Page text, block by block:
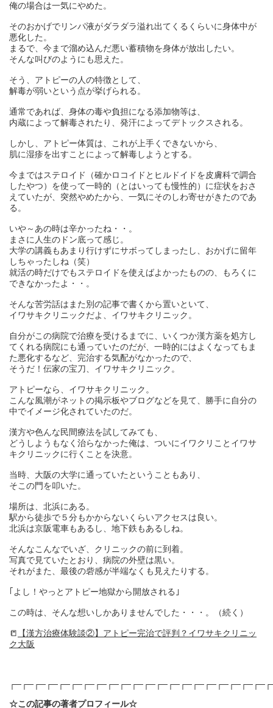
俺の場合は一気にやめた。
そのおかげでリンパ液がダラダラ溢れ出てくるくらいに身体中が
悪化した。
まるで、今まで溜め込んだ悪い蓄積物を身体が放出したい。
そんな叫びのようにも思えた。
そう、アトピーの人の特徴として、
解毒が弱いという点が挙げられる。
通常であれば、身体の毒や負担になる添加物等は、
内蔵によって解毒されたり、発汗によってデトックスされる。
しかし、アトピー体質は、これが上手くできないから、
肌に湿疹を出すことによって解毒しようとする。
今まではステロイド（確かロコイドとヒルドイドを皮膚科で調合
したやつ）を使って一時的（とはいっても慢性的）に症状をおさ
えていたが、突然やめたから、一気にそのしわ寄せがきたのであ
る。
いや～あの時は辛かったね・・。
まさに人生のドン底って感じ。
大学の講義もあまり行けずにサボってしまったし、おかげに留年
しちゃったしね（笑）
就活の時だけでもステロイドを使えばよかったものの、もろくに
できなかったよ・・。
そんな苦労話はまた別の記事で書くから置いといて、
イワサキクリニックだよ、イワサキクリニック。
自分がこの病院で治療を受けるまでに、いくつか漢方薬を処方し
てくれる病院にも通っていたのだが、一時的にはよくなってもま
た悪化するなど、完治する気配がなかったので、
そうだ！伝家の宝刀、イワサキクリニック。
アトピーなら、イワサキクリニック。
こんな風潮がネットの掲示板やブログなどを見て、勝手に自分の
中でイメージ化されていたのだ。
漢方や色んな民間療法を試してみても、
どうしようもなく治らなかった俺は、ついにイワクリことイワサ
キクリニックに行くことを決意。
当時、大阪の大学に通っていたということもあり、
そこの門を叩いた。
場所は、北浜にある。
駅から徒歩で５分もかからないくらいアクセスは良い。
北浜は京阪電車もあるし、地下鉄もあるしね。
そんなこんなでいざ、クリニックの前に到着。
写真で見ていたとおり、病院の外壁は黒い。
それがまた、最後の砦感が半端なくも見えたりする。
｢よし！やっとアトピー地獄から開放される｣
この時は、そんな想いしかありませんでした・・・。（続く）
📒
【漢方治療体験談②】アトピー完治で評判？イワサキクリニッ
ク大阪
☆この記事の著者プロフィール☆